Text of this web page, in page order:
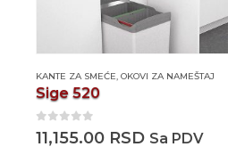
KANTE ZA SMEĆE, OKOVI ZA NAMEŠTAJ
Sige 520
11,155.00 RSD Sa PDV